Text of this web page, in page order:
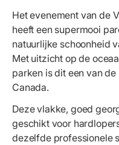
Het evenement van de
heeft een supermooi
natuurlijke schoonheid
Met uitzicht op de
parken is dit een van
Canada.
Deze vlakke, goed
geschikt voor
dezelfde professionele